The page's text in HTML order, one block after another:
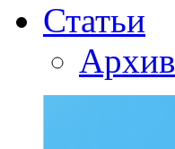
Статьи
Архив